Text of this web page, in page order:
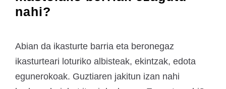
nahi?
Abian da ikasturte barria eta beronegaz
ikasturteari loturiko albisteak, ekintzak, edota
egunerokoak. Guztiaren jakitun izan nahi